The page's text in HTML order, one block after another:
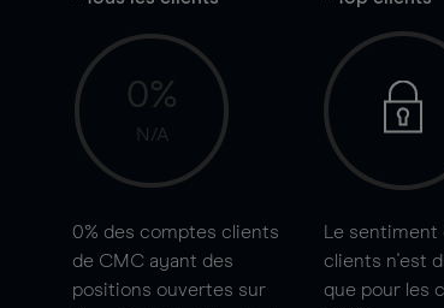
0%
N/A
0% des comptes clients
de CMC ayant des
positions ouvertes sur
Le
clients n'est
que pour les